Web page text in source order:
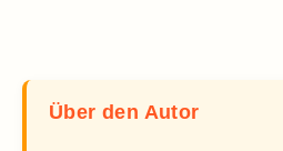
Über den Autor